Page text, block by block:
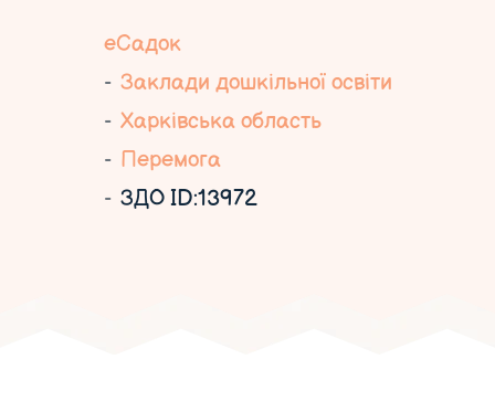
еСадок
Заклади дошкільної освіти
Харківська область
Перемога
ЗДО ID:13972